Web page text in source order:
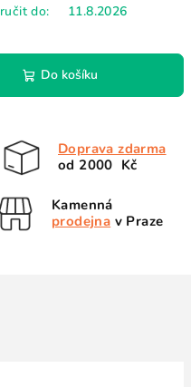
do:
11.8.2026
Do košíku
Doprava zdarma
od 2000 Kč
Kamenná
prodejna v Praze